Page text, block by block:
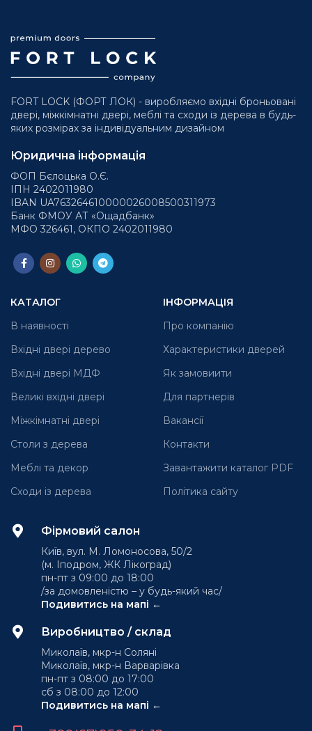
FORT LOCK (ФОРТ ЛОК) - виробляємо вхідні броньовані
двері, міжкімнатні двері, меблі та сходи із дерева в будь-
яких розмірах за індивідуальним дизайном
Юридична інформація
ФОП Бєлоцька О.Є.
ІПН 2402011980
IBAN UA763264610000026008500311973
Банк ФМОУ АТ «Ощадбанк»
МФО 326461, ОКПО 2402011980
КАТАЛОГ
В наявності
Вхідні двері дерево
Вхідні двері МДФ
Великі вхідні двері
Міжкімнатні двері
Столи з дерева
Меблі та декор
Сходи із дерева
ІНФОРМАЦІЯ
Про компанію
Характеристики дверей
Як замовиити
Для партнерів
Вакансії
Контакти
Завантажити каталог PDF
Політика сайту
Фірмовий салон
Київ, вул. М. Ломоносова, 50/2
(м. Іподром, ЖК Лікоград)
пн-пт з 09:00 до 18:00
/за домовленістю – у будь-який час/
Подивитись на мапі ←
Виробництво / склад
Миколаїв, мкр-н Соляні
Миколаїв, мкр-н Варварівка
пн-пт з 08:00 до 17:00
сб з 08:00 до 12:00
Подивитись на мапі ←